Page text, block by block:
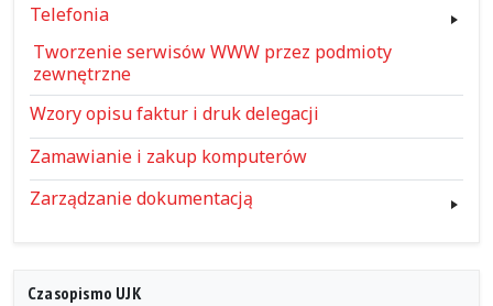
Telefonia
Tworzenie serwisów WWW przez podmioty
zewnętrzne
Wzory opisu faktur i druk delegacji
Zamawianie i zakup komputerów
Zarządzanie dokumentacją
Czasopismo UJK